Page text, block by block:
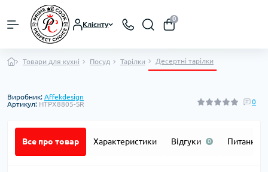
Клієнту
0
Товари для кухні Посуд Тарілки Десертні тарілки
Виробник: Affekdesign
Артикул: HTPX8805-SR 0
Все про товар Характеристики Відгуки 0 Питання